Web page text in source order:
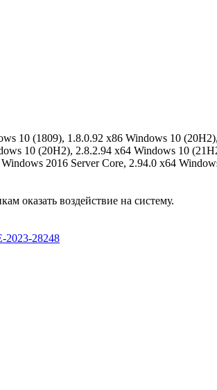
10 (1809), 1.8.0.92 x86 Windows 10
10 (20H2), 2.8.2.94 x64 Windows 10
2016 Server Core, 2.94.0 x64
оказать воздействие на систему.
2023-28248